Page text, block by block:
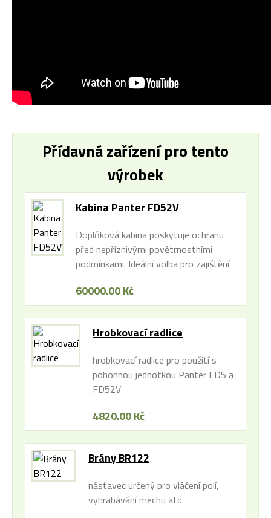
Přídavná zařízení pro tento
výrobek
Kabina Panter FD52V
Doplňková kabina poskytuje ochranu
před nepříznivými povětrnostními
podmínkami. Ideální volba pro zajištění
jakéhokoli počasí.
60000.00 Kč
Hrobkovací radlice
hrobkovací radlice pro použití s
pohonnou jednotkou Panter FD5 a
FD52V
4820.00 Kč
Brány BR122
nástavec určený pro vláčení polí,
vyhrabávání mechu atd.